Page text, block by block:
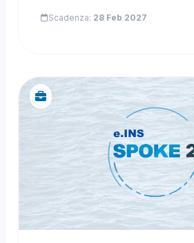
Scadenza: 28 Feb 2027